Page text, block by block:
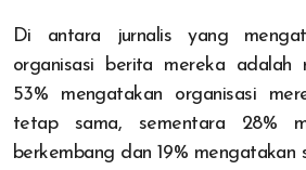
Di antara jurnalis yang
organisasi berita mereka adalah
53% mengatakan organisasi
tetap sama, sementara 28%
berkembang dan 19% mengatakan